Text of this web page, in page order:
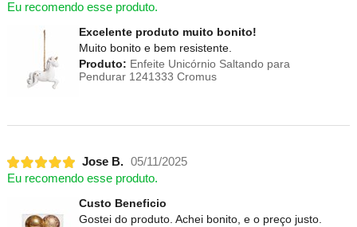
Eu recomendo esse produto.
Excelente produto muito bonito!
Muito bonito e bem resistente.
Produto: Enfeite Unicórnio Saltando para
Pendurar 1241333 Cromus
Jose B. 05/11/2025
Eu recomendo esse produto.
Custo Beneficio
Gostei do produto. Achei bonito, e o preço justo.